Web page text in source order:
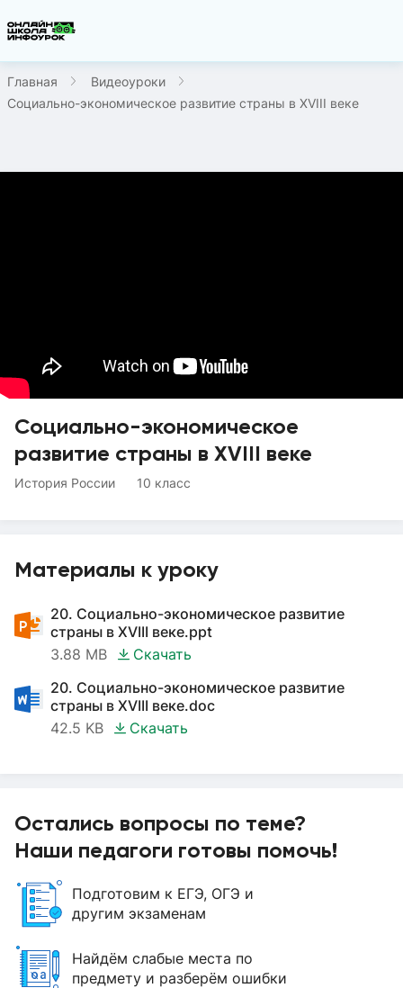
Главная
Видеоуроки
Социально-экономическое развитие страны в XVIII веке
Социально-экономическое
развитие страны в XVIII веке
История России 10 класс
Материалы к уроку
20. Социально-экономическое развитие
страны в XVIII веке.ppt
3.88 MB
Скачать
20. Социально-экономическое развитие
страны в XVIII веке.doc
42.5 KB
Скачать
Остались вопросы по теме?
Наши педагоги готовы помочь!
Подготовим к ЕГЭ, ОГЭ и
другим экзаменам
Найдём слабые места по
предмету и разберём ошибки